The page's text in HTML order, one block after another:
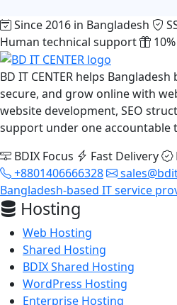
Since 2016 in Bangladesh
Human technical support
BD IT CENTER helps
secure, and grow online with
website development, SEO
support under one accountable
BDIX Focus
Fast Delivery
+8801406666328
Bangladesh-based IT service
Hosting
Web Hosting
Shared Hosting
BDIX Shared Hosting
WordPress Hosting
Enterprise Hosting